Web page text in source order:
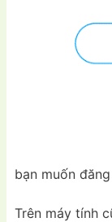
bạn muốn
Trên máy tính